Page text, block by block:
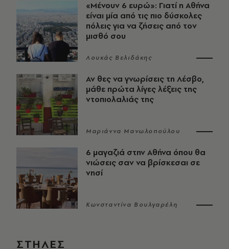
«Μένουν 6 ευρώ»: Γιατί η Αθήνα
είναι μία από τις πιο δύσκολες
πόλεις για να ζήσεις από τον
μισθό σου
Λουκάς Βελιδάκης
Αν θες να γνωρίσεις τη Λέσβο,
μάθε πρώτα λίγες λέξεις της
ντοπιολαλιάς της
Μαριάννα Μανωλοπούλου
6 μαγαζιά στην Αθήνα όπου θα
νιώσεις σαν να βρίσκεσαι σε
νησί
Κωνσταντίνα Βουλγαρέλη
ΣΤΗΛΕΣ